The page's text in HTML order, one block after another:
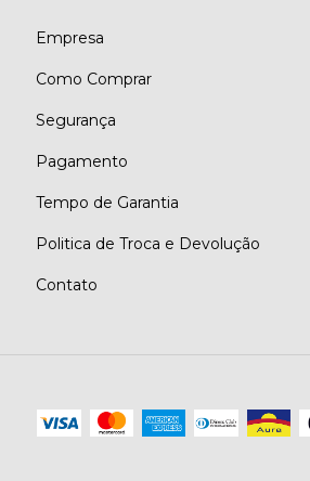
Empresa
Como Comprar
Segurança
Pagamento
Tempo de Garantia
Politica de Troca e Devolução
Contato